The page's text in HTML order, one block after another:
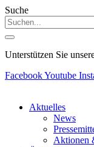
Suche
Unterstützen Sie
FacebookYoutube
Aktuelles
News
Aktionen